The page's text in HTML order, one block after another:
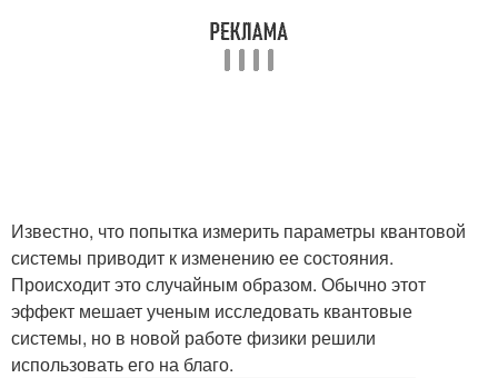
Известно, что попытка измерить параметры квантовой
системы приводит к изменению ее состояния.
Происходит это случайным образом. Обычно этот
эффект мешает ученым исследовать квантовые
системы, но в новой работе физики решили
использовать его на благо.